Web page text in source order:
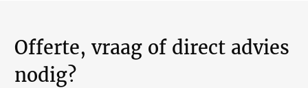
Offerte, vraag of direct advies
nodig?